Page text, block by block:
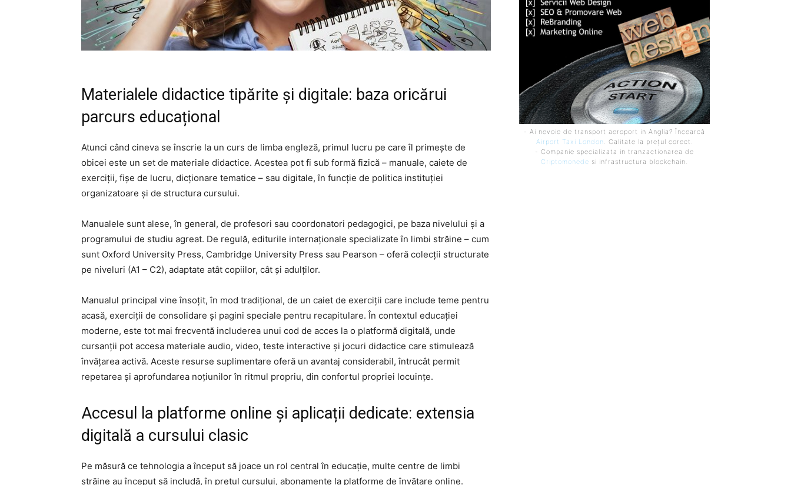
Materialele didactice tipărite și digitale: baza oricărui
parcurs educațional
Atunci când cineva se înscrie la un curs de limba engleză, primul lucru pe care îl primește de
obicei este un set de materiale didactice. Acestea pot fi sub formă fizică – manuale, caiete de
exerciții, fișe de lucru, dicționare tematice – sau digitale, în funcție de politica instituției
organizatoare și de structura cursului.
Manualele sunt alese, în general, de profesori sau coordonatori pedagogici, pe baza nivelului și a
programului de studiu agreat. De regulă, editurile internaționale specializate în limbi străine – cum
sunt Oxford University Press, Cambridge University Press sau Pearson – oferă colecții structurate
pe niveluri (A1 – C2), adaptate atât copiilor, cât și adulților.
Manualul principal vine însoțit, în mod tradițional, de un caiet de exerciții care include teme pentru
acasă, exerciții de consolidare și pagini speciale pentru recapitulare. În contextul educației
moderne, este tot mai frecventă includerea unui cod de acces la o platformă digitală, unde
cursanții pot accesa materiale audio, video, teste interactive și jocuri didactice care stimulează
învățarea activă. Aceste resurse suplimentare oferă un avantaj considerabil, întrucât permit
repetarea și aprofundarea noțiunilor în ritmul propriu, din confortul propriei locuințe.
Accesul la platforme online și aplicații dedicate: extensia
digitală a cursului clasic
Pe măsură ce tehnologia a început să joace un rol central în educație, multe centre de limbi
străine au început să includă, în prețul cursului, abonamente la platforme de învățare online.
- Ai nevoie de transport aeroport in Anglia? Încearcă
Airport Taxi London . Calitate la prețul corect.
- Companie specializata in tranzactionarea de
Criptomonede si infrastructura blockchain.